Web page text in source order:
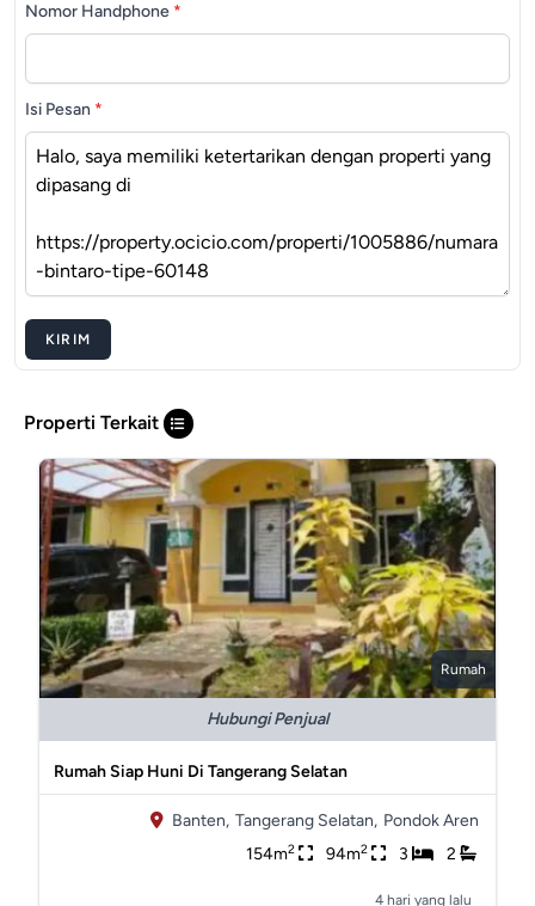
Nomor Handphone *
Isi Pesan *
KIRIM
Properti Terkait
Rumah
Hubungi Penjual
Rumah Siap Huni Di Tangerang Selatan
Banten, Tangerang Selatan, Pondok Aren
154m2 94m2 3 2
4 hari yang lalu